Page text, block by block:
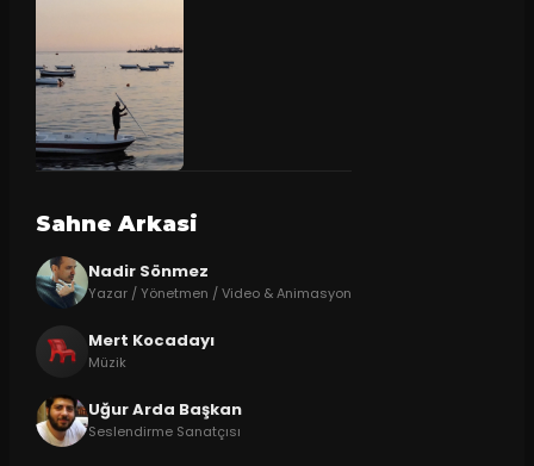
Sahne Arkasi
Nadir Sönmez
Yazar / Yönetmen / Video & Animasyon
Mert Kocadayı
Müzik
Uğur Arda Başkan
Seslendirme Sanatçısı